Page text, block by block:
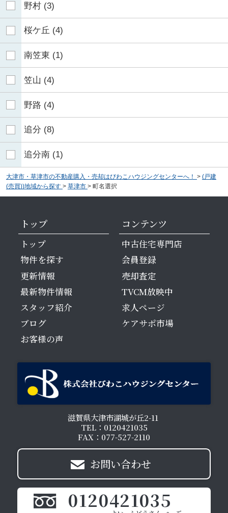
野村 (3)
桜ケ丘 (4)
南笠東 (1)
笠山 (4)
野路 (4)
追分 (8)
追分南 (1)
大津市・草津市の不動産購入・売却はびわこハウジングセンターへ！ > (戸建
(売買))地域から探す > 草津市 > 町名選択
トップ
トップ
物件を探す
更新情報
最新物件情報
スタッフ紹介
ブログ
お客様の声
コンテンツ
中古住宅専門店
会員登録
売却査定
TVCM放映中
求人ページ
ケアサポ市場
滋賀県大津市湖城が丘2-11
TEL：0120421035
FAX：077-527-2110
お問い合わせ
0120421035